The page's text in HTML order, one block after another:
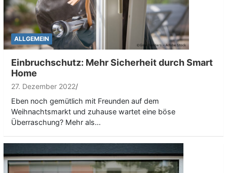
ALLGEMEIN
Einbruchschutz: Mehr Sicherheit durch Smart
Home
27. Dezember 2022
Eben noch gemütlich mit Freunden auf dem
Weihnachtsmarkt und zuhause wartet eine böse
Überraschung? Mehr als…